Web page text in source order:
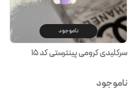
ناموجود
سرکلیدی کرومی پینترستی کد ۱۵
ناموجود